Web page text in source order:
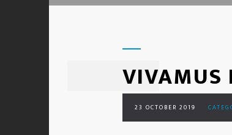
VIVAMUS
23 OCTOBER 2019